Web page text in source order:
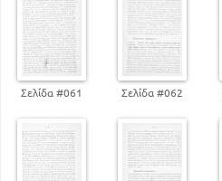
Σελίδα #061 Σελίδα #062